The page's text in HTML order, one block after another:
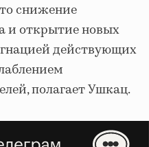
снижение
и открытие новых
действующих
полагает Ушкац.